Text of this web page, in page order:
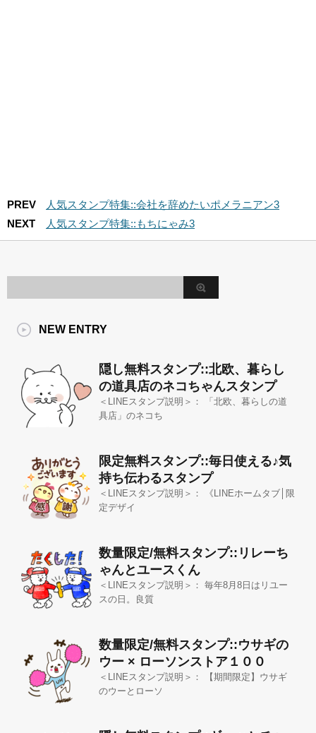
PREV
人気スタンプ特集::会社を辞めたいポメラニアン3
NEXT
人気スタンプ特集::もちにゃみ3
NEW ENTRY
隠し無料スタンプ::北欧、暮らし
の道具店のネコちゃんスタンプ
＜LINEスタンプ説明＞： 「北欧、暮らしの道
具店」のネコち
限定無料スタンプ::毎日使える♪気
持ち伝わるスタンプ
＜LINEスタンプ説明＞： 《LINEホームタブ│限
定デザイ
数量限定/無料スタンプ::リレーち
ゃんとユースくん
＜LINEスタンプ説明＞： 毎年8月8日はリユー
スの日。良質
数量限定/無料スタンプ::ウサギの
ウー × ローソンストア１００
＜LINEスタンプ説明＞： 【期間限定】ウサギ
のウーとローソ